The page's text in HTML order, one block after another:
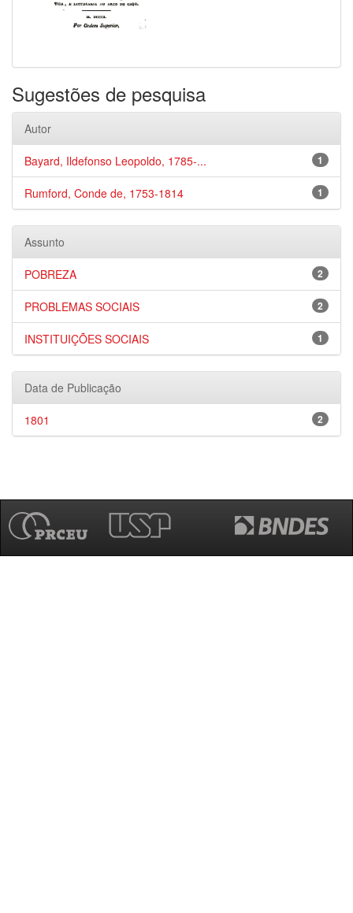
Sugestões de pesquisa
Autor
1
Bayard, Ildefonso Leopoldo, 1785-...
1
Rumford, Conde de, 1753-1814
Assunto
2
POBREZA
2
PROBLEMAS SOCIAIS
1
INSTITUIÇÕES SOCIAIS
Data de Publicação
2
1801